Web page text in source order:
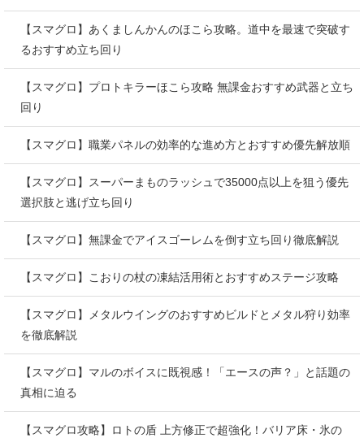
【スマグロ】あくましんかんのほこら攻略。道中を最速で突破す
るおすすめ立ち回り
【スマグロ】プロトキラーほこら攻略 無課金おすすめ武器と立ち
回り
【スマグロ】職業パネルの効率的な進め方とおすすめ優先解放順
【スマグロ】スーパーまものラッシュで35000点以上を狙う優先
選択肢と逃げ立ち回り
【スマグロ】無課金でアイスゴーレムを倒す立ち回り徹底解説
【スマグロ】こおりの杖の凍結活用術とおすすめステージ攻略
【スマグロ】メタルウイングのおすすめビルドとメタル狩り効率
を徹底解説
【スマグロ】マルのボイスに既視感！「エースの声？」と話題の
真相に迫る
【スマグロ攻略】ロトの盾 上方修正で超強化！バリア床・氷の